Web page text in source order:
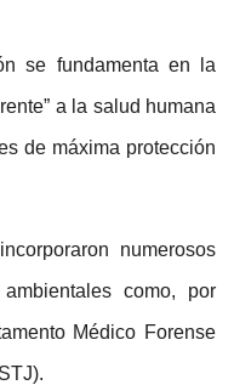
se fundamenta en la
a la salud humana
de máxima protección
numerosos
como, por
Médico Forense